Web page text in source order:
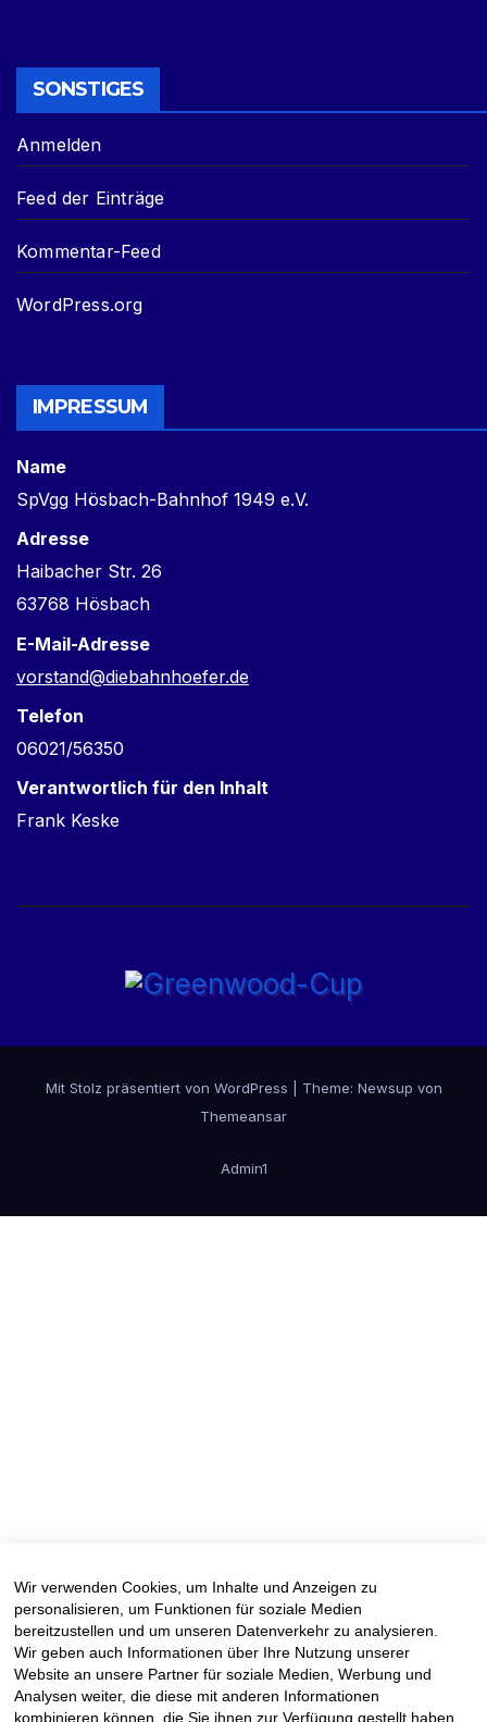
SONSTIGES
Anmelden
Feed der Einträge
Kommentar-Feed
WordPress.org
IMPRESSUM
Name
SpVgg Hösbach-Bahnhof 1949 e.V.
Adresse
Haibacher Str. 26
63768 Hösbach
E-Mail-Adresse
vorstand@diebahnhoefer.de
Telefon
06021/56350
Verantwortlich für den Inhalt
Frank Keske
Mit Stolz präsentiert von WordPress Theme: Newsup von
Themeansar
Admin1
Wir verwenden Cookies, um Inhalte und Anzeigen zu
personalisieren, um Funktionen für soziale Medien
bereitzustellen und um unseren Datenverkehr zu analysieren.
Wir geben auch Informationen über Ihre Nutzung unserer
Website an unsere Partner für soziale Medien, Werbung und
Analysen weiter, die diese mit anderen Informationen
kombinieren können, die Sie ihnen zur Verfügung gestellt haben